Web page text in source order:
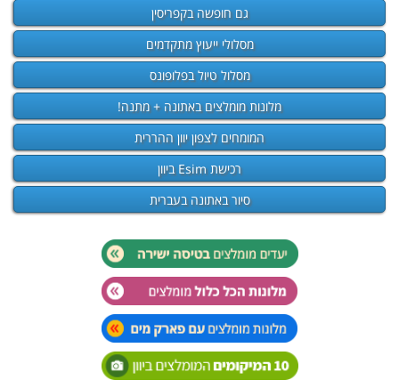
גם חופשה בקפריסין
מסלולי ייעוץ מתקדמים
מסלול טיול בפלופונס
מלונות מומלצים באתונה + מתנה!
המומחים לצפון יוון ההררית
רכישת Esim ביוון
סיור באתונה בעברית